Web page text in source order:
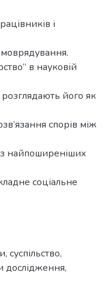
і
в науковій
його як
спорів між
найпоширеніших
соціальне
, суспільство,
дослідження,